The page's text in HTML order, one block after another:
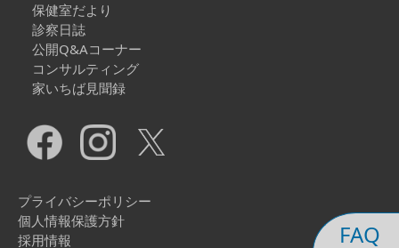
FAQ
保健室だより
診察日誌
公開Q&Aコーナー
コンサルティング
家いちば見聞録
プライバシーポリシー
個人情報保護方針
採用情報